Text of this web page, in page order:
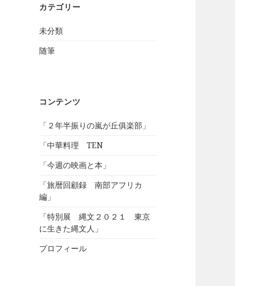
カテゴリー
未分類
随筆
コンテンツ
「２年半振りの嵐が丘俱楽部」
「中華料理 TEN
「今週の映画と本」
「旅暦回顧録 南部アフリカ
編」
「特別展 縄文２０２１ 東京
に生きた縄文人」
プロフィール